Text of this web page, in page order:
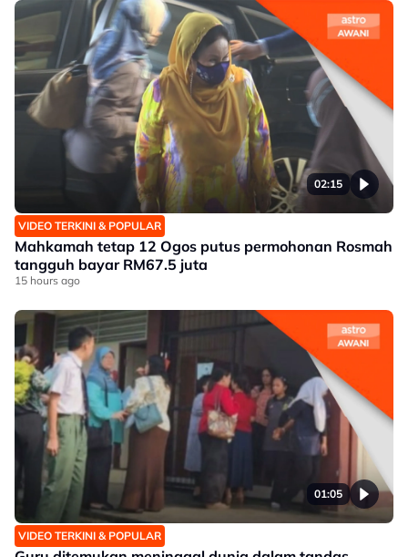
02:15
VIDEO TERKINI & POPULAR
Mahkamah tetap 12 Ogos putus permohonan Rosmah
tangguh bayar RM67.5 juta
15 hours ago
01:05
VIDEO TERKINI & POPULAR